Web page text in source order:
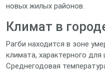
новых жилых районов.
Климат в
Рагби находится в зоне
климата, характерного для
Среднегодовая